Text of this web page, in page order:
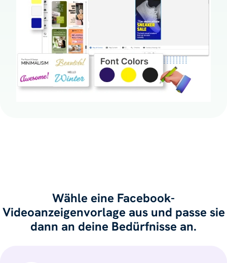
Wähle eine Facebook-
Videoanzeigenvorlage aus und passe sie
dann an deine Bedürfnisse an.